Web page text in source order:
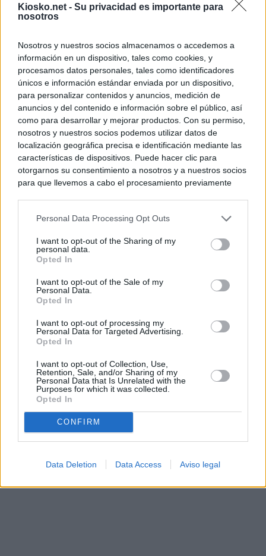
Kiosko.net - Su privacidad es importante para
nosotros
Nosotros y nuestros socios almacenamos o accedemos a
información en un dispositivo, tales como cookies, y
procesamos datos personales, tales como identificadores
únicos e información estándar enviada por un dispositivo,
para personalizar contenidos y anuncios, medición de
anuncios y del contenido e información sobre el público, así
como para desarrollar y mejorar productos. Con su permiso,
nosotros y nuestros socios podemos utilizar datos de
localización geográfica precisa e identificación mediante las
características de dispositivos. Puede hacer clic para
otorgarnos su consentimiento a nosotros y a nuestros socios
para que llevemos a cabo el procesamiento previamente
negar su consentimiento. Tenga en cuenta que algún
de su consentimiento, pero usted tiene el derecho de
rechazar tal procesamiento. Sus preferencias se aplicarán
cualquier momento entrando de nuevo en este sitio web o
visitando nuestra política de privacidad.
Personal Data Processing Opt Outs
I want to opt-out of the Sharing of my
personal data.
Opted In
I want to opt-out of the Sale of my
Personal Data.
Opted In
I want to opt-out of processing my
Personal Data for Targeted Advertising.
Opted In
I want to opt-out of Collection, Use,
Retention, Sale, and/or Sharing of my
Personal Data that Is Unrelated with the
Purposes for which it was collected.
Opted In
CONFIRM
Data Deletion Data Access Aviso legal